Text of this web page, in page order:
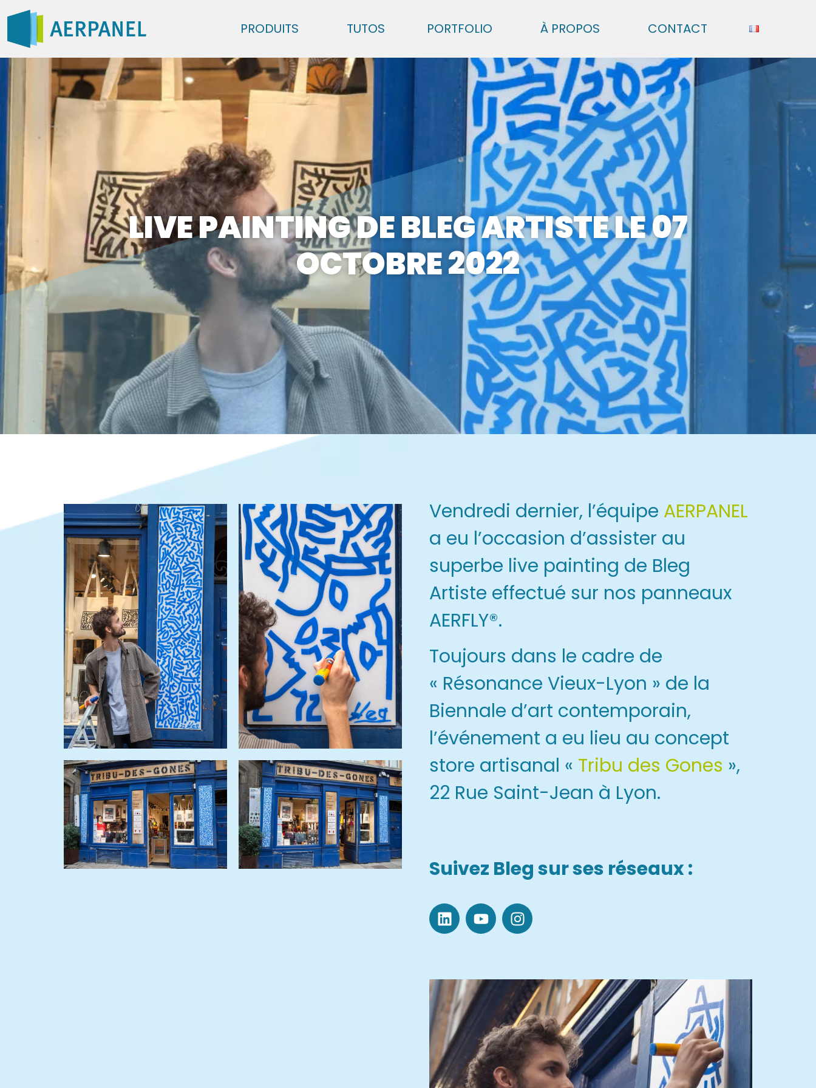
PRODUITS TUTOS PORTFOLIO À PROPOS CONTACT
LIVE PAINTING DE BLEG ARTISTE LE 07
OCTOBRE 2022
Vendredi dernier, l’équipe AERPANEL
a eu l’occasion d’assister au
superbe live painting de Bleg
Artiste effectué sur nos panneaux
AERFLY®.
Toujours dans le cadre de
« Résonance Vieux-Lyon » de la
Biennale d’art contemporain,
l’événement a eu lieu au concept
store artisanal « Tribu des Gones »,
22 Rue Saint-Jean à Lyon.
Suivez Bleg sur ses réseaux :